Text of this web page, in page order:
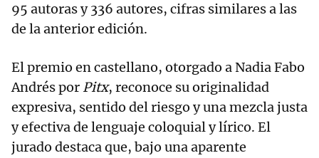
95 autoras y 336 autores, cifras similares a las
de la anterior edición.
El premio en castellano, otorgado a Nadia Fabo
Andrés por Pitx, reconoce su originalidad
expresiva, sentido del riesgo y una mezcla justa
y efectiva de lenguaje coloquial y lírico. El
jurado destaca que, bajo una aparente